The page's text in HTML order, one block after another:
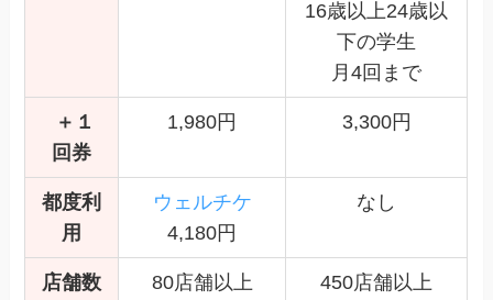
16歳以上24歳以
下の学生
月4回まで
＋１
回券
1,980円 3,300円
都度利
用
ウェルチケ
4,180円
なし
店舗数 80店舗以上 450店舗以上